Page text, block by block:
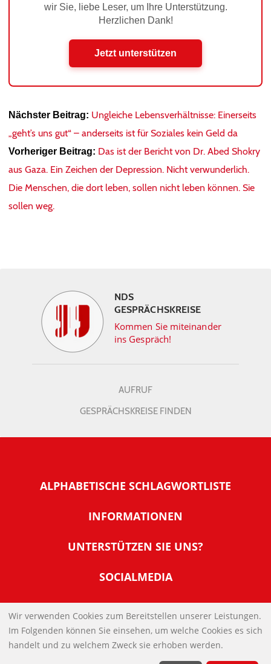
wir Sie, liebe Leser, um Ihre Unterstützung.
Herzlichen Dank!
Jetzt unterstützen
Nächster Beitrag: Ungleiche Lebensverhältnisse: Einerseits
„geht’s uns gut“ – anderseits ist für Soziales kein Geld da
Vorheriger Beitrag: Das ist der Bericht von Dr. Abed Shokry
aus Gaza. Ein Zeichen der Depression. Nicht verwunderlich.
Die Menschen, die dort leben, sollen nicht leben können. Sie
sollen weg.
NDS
GESPRÄCHSKREISE
Kommen Sie miteinander
ins Gespräch!
AUFRUF
GESPRÄCHSKREISE FINDEN
ALPHABETISCHE SCHLAGWORTLISTE
INFORMATIONEN
Warum NachDenkSeiten
Tipps zur Nutzung der NachDenkSeiten
Banner und E-Mail-Signaturen
Links
Kontakt
UNTERSTÜTZEN SIE UNS?
Werden Sie Fördermitglied
Spenden Sie Online
SOCIALMEDIA
IMPRESSUM
DATENSCHUTZERKLÄRUNG
Wir verwenden Cookies zum Bereitstellen unserer Leistungen.
Im Folgenden können Sie einsehen, um welche Cookies es sich
handelt und zu welchem Zweck sie erhoben werden.